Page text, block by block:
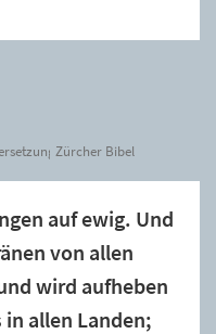
Zürcher Bibel
auf ewig. Und
von allen
wird aufheben
in allen Landen;